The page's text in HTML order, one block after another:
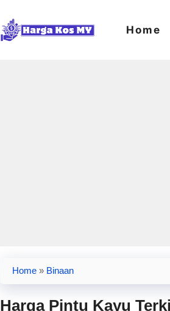
Home
Home » Binaan
Harga Pintu Kayu